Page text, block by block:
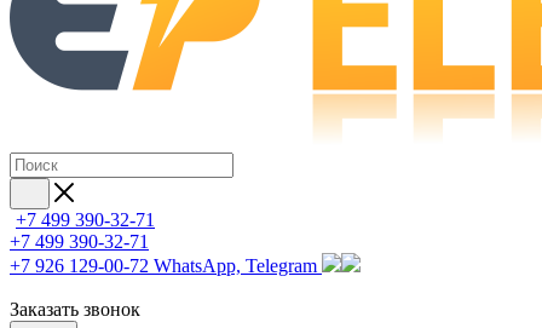
+7 499 390-32-71
+7 499 390-32-71
+7 926 129-00-72 WhatsApp, Telegram
Заказать звонок